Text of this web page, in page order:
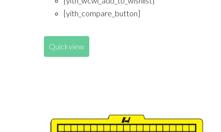
[yith_compare_button]
Quickview